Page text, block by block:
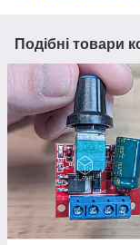
Подібні товари